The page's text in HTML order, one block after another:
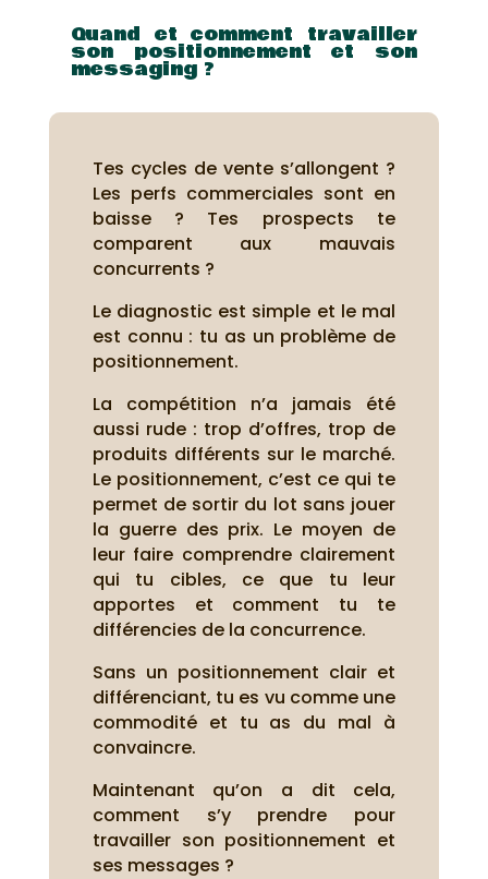
Quand et comment travailler
son positionnement et son
messaging ?
Tes cycles de vente s’allongent ?
Les perfs commerciales sont en
baisse ? Tes prospects te
comparent aux mauvais
concurrents ?
Le diagnostic est simple et le mal
est connu : tu as un problème de
positionnement.
La compétition n’a jamais été
aussi rude : trop d’offres, trop de
produits différents sur le marché.
Le positionnement, c’est ce qui te
permet de sortir du lot sans jouer
la guerre des prix. Le moyen de
leur faire comprendre clairement
qui tu cibles, ce que tu leur
apportes et comment tu te
différencies de la concurrence.
Sans un positionnement clair et
différenciant, tu es vu comme une
commodité et tu as du mal à
convaincre.
Maintenant qu’on a dit cela,
comment s’y prendre pour
travailler son positionnement et
ses messages ?